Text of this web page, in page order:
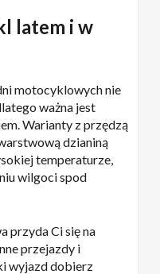
latem i w
motocyklowych nie
ważna jest
Warianty z przędzą
dzianiną
temperaturze,
wilgoci spod
przyda Ci się na
przejazdy i
wyjazd dobierz